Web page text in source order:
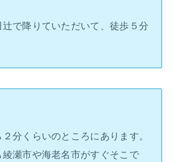
で降りていただいて、徒歩５分
分くらいのところにあります。
瀬市や海老名市がすぐそこで